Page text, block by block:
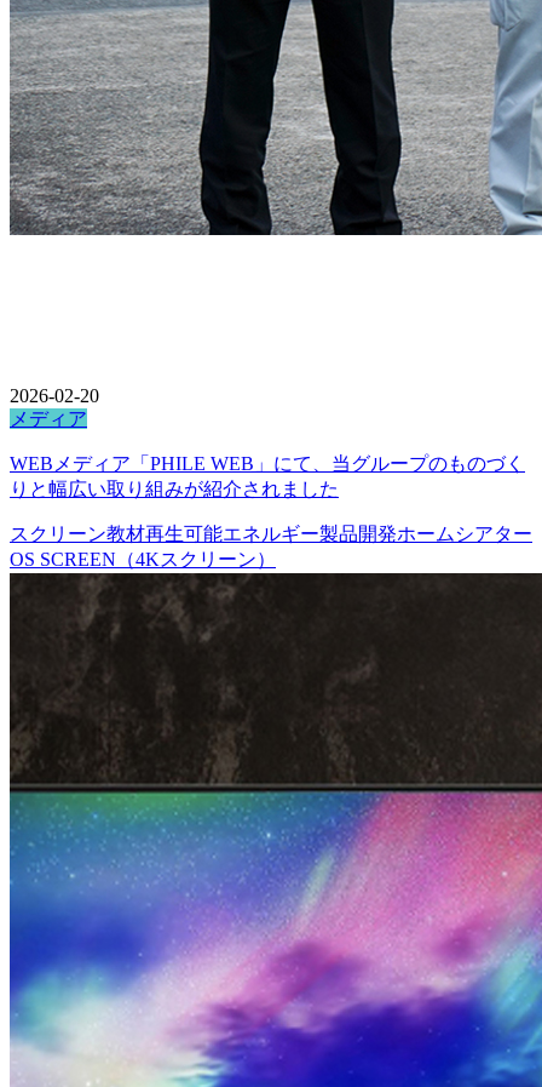
2026-02-20
メディア
WEBメディア「PHILE WEB」にて、当グループのものづく
りと幅広い取り組みが紹介されました
スクリーン教材再生可能エネルギー製品開発ホームシアター
OS SCREEN（4Kスクリーン）